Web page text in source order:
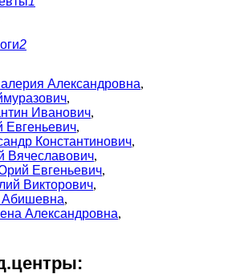
2
Александровна,
,
Иванович,
,
Константинович,
Вячеславович,
Евгеньевич,
Викторович,
Абишевна,
Александровна,